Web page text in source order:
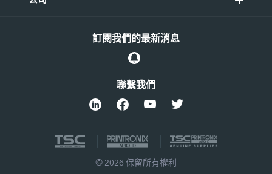
聯繫我們
訂閱我們的最新消息
© 2026 保留所有權利